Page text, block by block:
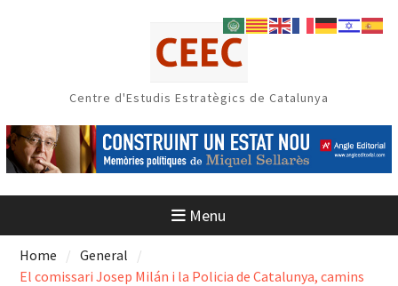
Centre d'Estudis Estratègics de Catalunya
Menu
Home
General
El comissari Josep Milán i la Policia de Catalunya, camins